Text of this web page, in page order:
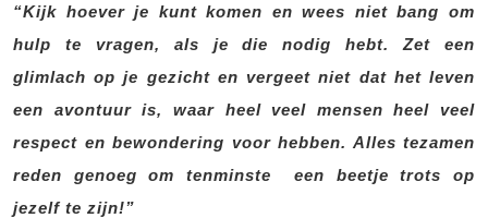
“Kijk hoever je kunt komen en wees niet bang om
hulp te vragen, als je die nodig hebt. Zet een
glimlach op je gezicht en vergeet niet dat het leven
een avontuur is, waar heel veel mensen heel veel
respect en bewondering voor hebben. Alles tezamen
reden genoeg om tenminste een beetje trots op
jezelf te zijn!”